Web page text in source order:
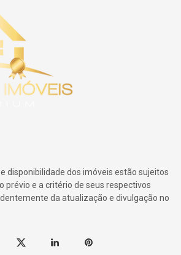
disponibilidade dos imóveis estão sujeitos
prévio e a critério de seus respectivos
da atualização e divulgação no
Twitter Linkedin Pinterest